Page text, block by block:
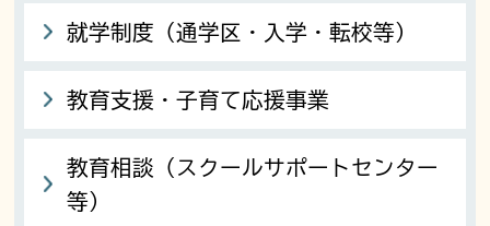
就学制度（通学区・入学・転校等）
教育支援・子育て応援事業
教育相談（スクールサポートセンター
等）